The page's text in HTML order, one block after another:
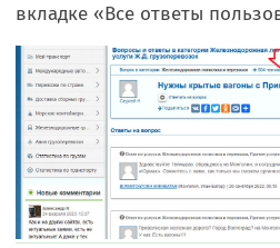
вкладке «Все ответы